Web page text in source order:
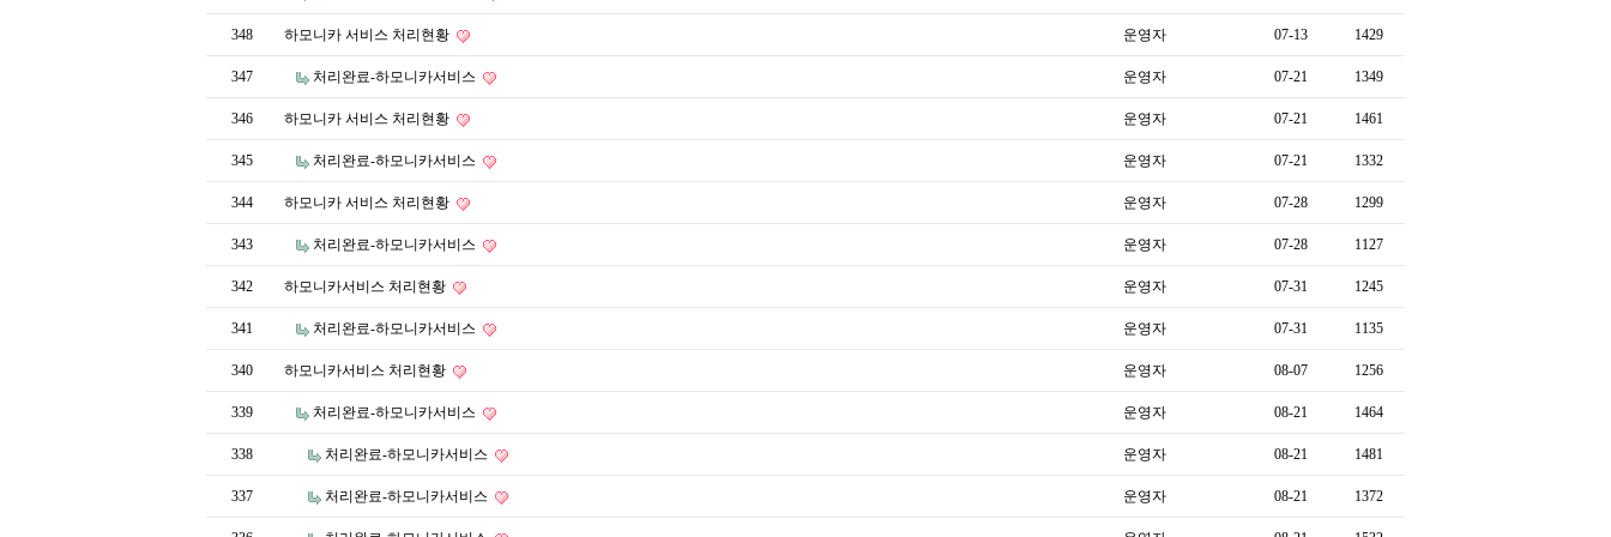
348 하모니카 서비스 처리현황 운영자 07-13 1429
347 처리완료-하모니카서비스 운영자 07-21 1349
346 하모니카 서비스 처리현황 운영자 07-21 1461
345 처리완료-하모니카서비스 운영자 07-21 1332
344 하모니카 서비스 처리현황 운영자 07-28 1299
343 처리완료-하모니카서비스 운영자 07-28 1127
342 하모니카서비스 처리현황 운영자 07-31 1245
341 처리완료-하모니카서비스 운영자 07-31 1135
340 하모니카서비스 처리현황 운영자 08-07 1256
339 처리완료-하모니카서비스 운영자 08-21 1464
338 처리완료-하모니카서비스 운영자 08-21 1481
337 처리완료-하모니카서비스 운영자 08-21 1372